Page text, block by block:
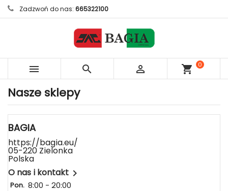
Zadzwoń do nas: 665322100
   shopping_cart
0
Nasze sklepy
BAGIA
https://bagia.eu/
05-220 Zielonka
Polska
O nas i kontakt 
Pon. 8:00 - 20:00